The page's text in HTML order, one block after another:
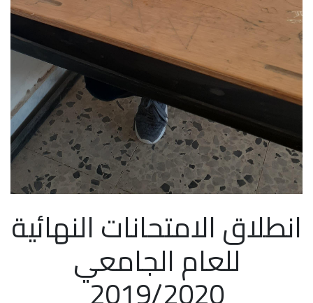
انطلاق الامتحانات النهائية
للعام الجامعي